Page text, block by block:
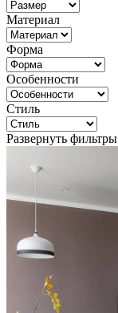
Материал
Форма
Особенности
Стиль
Развернуть фильтры